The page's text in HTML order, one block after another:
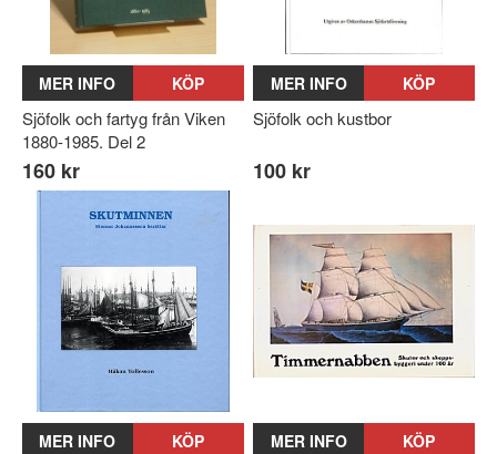
MER INFO KÖP
Sjöfolk och fartyg från Viken
1880-1985. Del 2
160 kr
MER INFO KÖP
Sjöfolk och kustbor
100 kr
MER INFO KÖP MER INFO KÖP